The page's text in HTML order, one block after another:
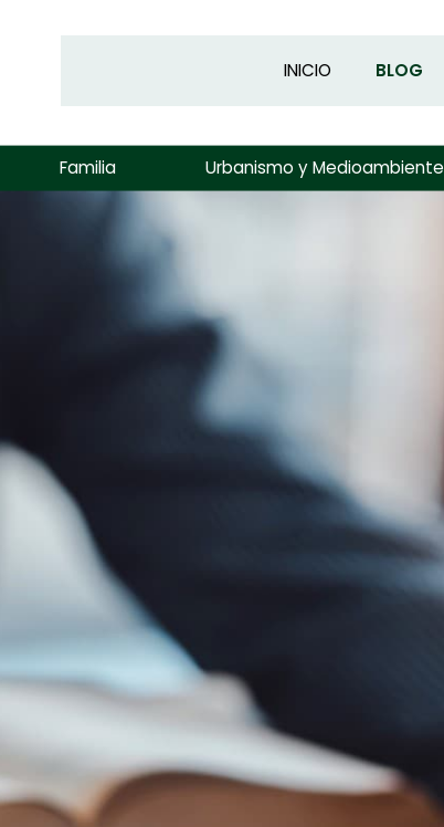
INICIO BLOG
Familia Urbanismo y Medioambiente